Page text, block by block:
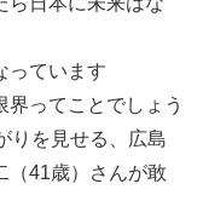
っています
ってことでしょう
りを見せる、広島
（41歳）さんが敢